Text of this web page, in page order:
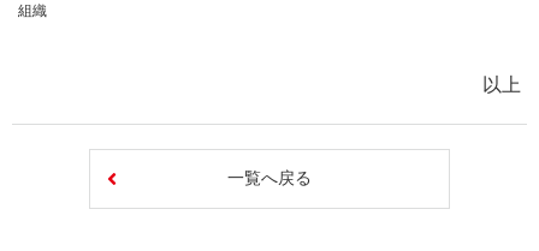
組織
以上
一覧へ戻る